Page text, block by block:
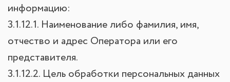
информацию:
3.1.12.1. Наименование либо фамилия, имя,
отчество и адрес Оператора или его
представителя.
3.1.12.2. Цель обработки персональных данных